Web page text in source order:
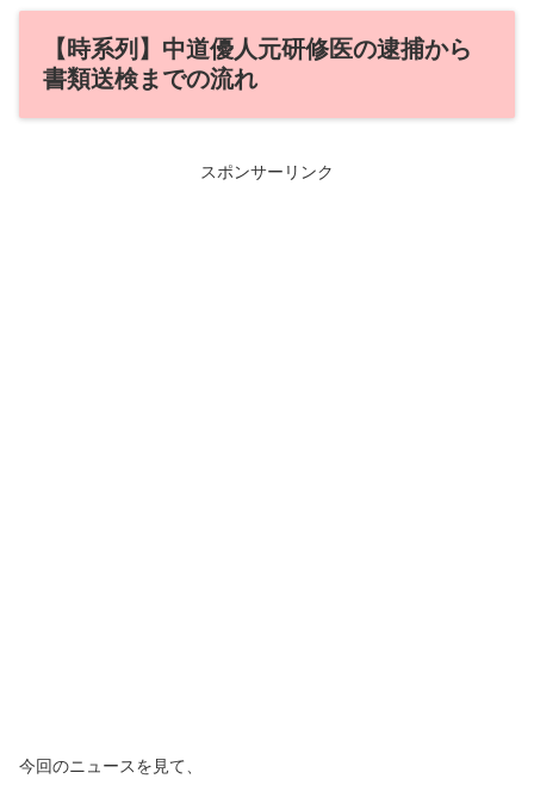
【時系列】中道優人元研修医の逮捕から
書類送検までの流れ
スポンサーリンク
今回のニュースを見て、